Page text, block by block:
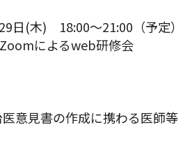
(木) 18:00～21:00（予定）
によるweb研修会
意見書の作成に携わる医師等